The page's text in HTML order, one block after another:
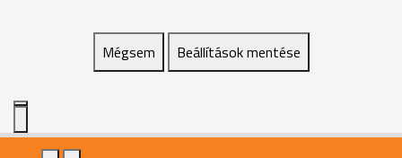
Mégsem Beállítások mentése